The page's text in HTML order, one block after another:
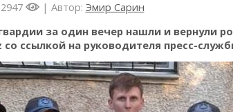
2947 | Автор: Эмир Сарин
за один вечер нашли и вернули
ссылкой на руководителя пресс-